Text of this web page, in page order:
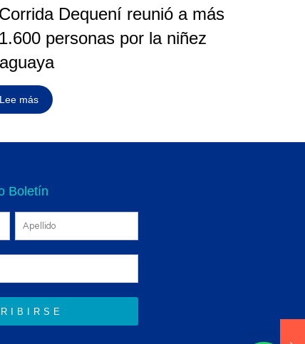
Dequení reunió a más
personas por la niñez
Lee más
Boletín